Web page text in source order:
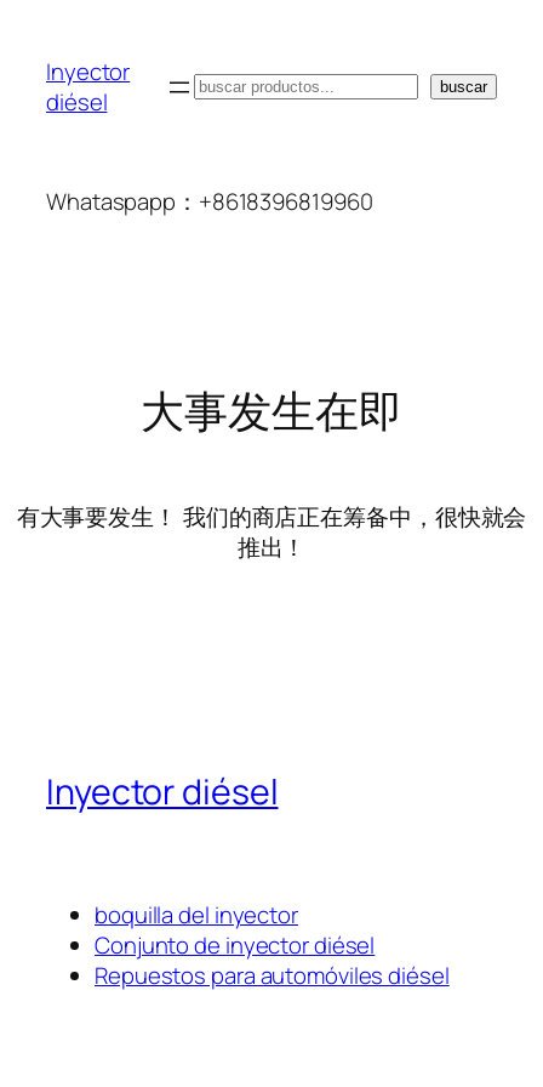
Inyector
diésel
搜
buscar
Whataspapp：+8618396819960
大事发生在即
有大事要发生！ 我们的商店正在筹备中，很快就会
推出！
Inyector diésel
boquilla del inyector
Conjunto de inyector diésel
Repuestos para automóviles diésel